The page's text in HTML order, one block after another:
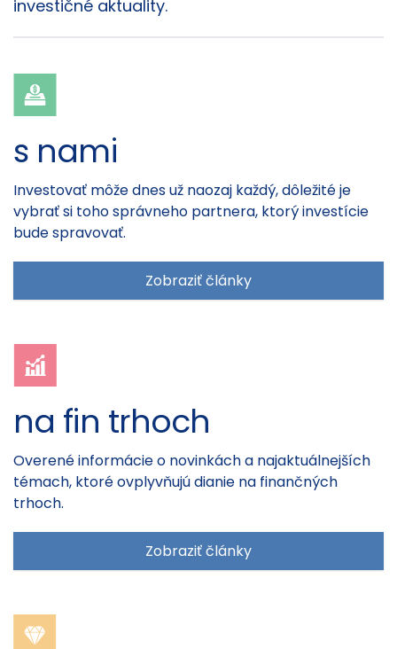
investičné aktuality.
s nami
Investovať môže dnes už naozaj každý, dôležité je
vybrať si toho správneho partnera, ktorý investície
bude spravovať.
Zobraziť články
na fin trhoch
Overené informácie o novinkách a najaktuálnejších
témach, ktoré ovplyvňujú dianie na finančných
trhoch.
Zobraziť články